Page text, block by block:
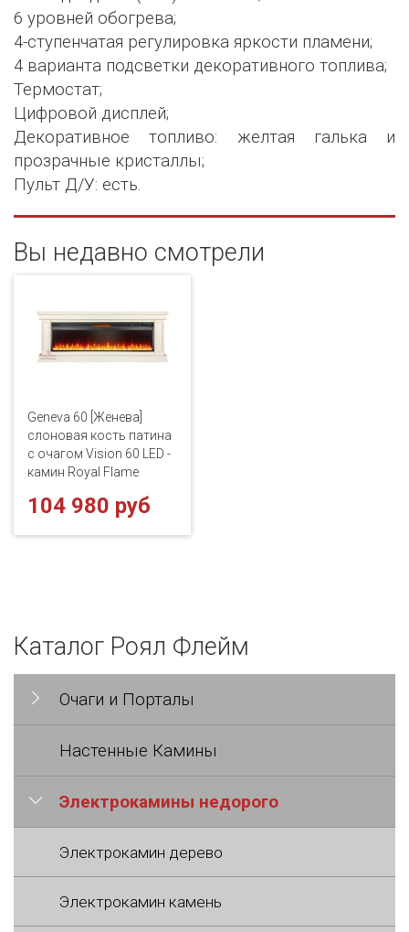
6 уровней обогрева;
4-ступенчатая регулировка яркости пламени;
4 варианта подсветки декоративного топлива;
Термостат;
Цифровой дисплей;
Декоративное топливо: желтая галька и
прозрачные кристаллы;
Пульт Д/У: есть.
Вы недавно смотрели
Geneva 60 [Женева]
слоновая кость патина
с очагом Vision 60 LED -
камин Royal Flame
104 980 руб
Каталог Роял Флейм
Очаги и Порталы
Настенные Камины
Электрокамины недорого
Электрокамин дерево
Электрокамин камень